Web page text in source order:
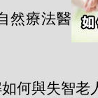
然療法醫
何與失智老